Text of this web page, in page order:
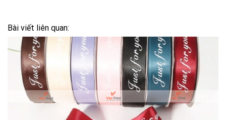
Bài viết liên quan: